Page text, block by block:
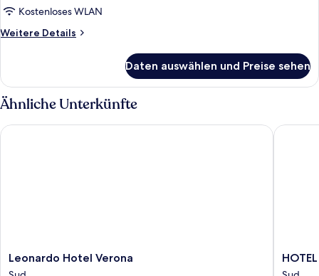
Kostenloses WLAN
Weitere Details
Weitere
(Moser)
Daten auswählen und Preise sehen
Ähnliche Unterkünfte
Leonardo
Hotel
Leonardo Hotel Verona
Leonardo Hotel Verona
HOTEL
PEX
HOTEL